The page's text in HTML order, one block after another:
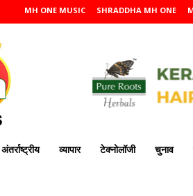
MH ONE MUSIC SHRADDHA MH ONE
अंतर्राष्ट्रीय व्यापार टेक्नोलॉजी चुनाव